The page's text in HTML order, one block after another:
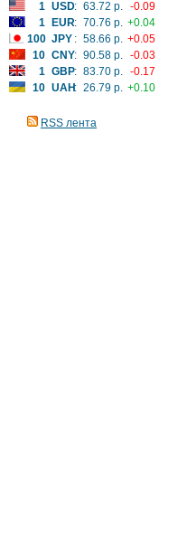
1 USD: 63.72 р. -0.09
1
EUR: 70.76 р. +0.04
100 JPY : 58.66 р. +0.05
10 CNY: 90.58 р. -0.03
1 GBP: 83.70 р. -0.17
10 UAH: 26.79 р. +0.10
RSS лента